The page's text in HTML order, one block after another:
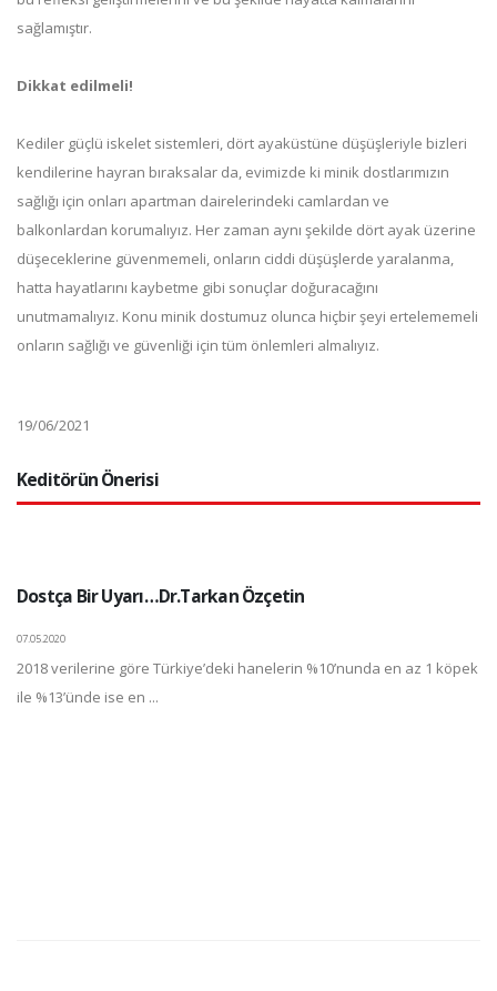
sağlamıştır.
Dikkat edilmeli!
Kediler güçlü iskelet sistemleri, dört ayaküstüne düşüşleriyle bizleri
kendilerine hayran bıraksalar da, evimizde ki minik dostlarımızın
sağlığı için onları apartman dairelerindeki camlardan ve
balkonlardan korumalıyız. Her zaman aynı şekilde dört ayak üzerine
düşeceklerine güvenmemeli, onların ciddi düşüşlerde yaralanma,
hatta hayatlarını kaybetme gibi sonuçlar doğuracağını
unutmamalıyız. Konu minik dostumuz olunca hiçbir şeyi ertelememeli
onların sağlığı ve güvenliği için tüm önlemleri almalıyız.
19/06/2021
Keditörün Önerisi
Dostça Bir Uyarı…Dr.Tarkan Özçetin
07.05.2020
2018 verilerine göre Türkiye’deki hanelerin %10’nunda en az 1 köpek
ile %13’ünde ise en ...